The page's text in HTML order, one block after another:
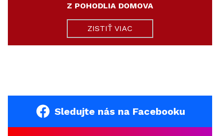
Z POHODLIA DOMOVA
ZISTIŤ VIAC
Sledujte nás na Facebooku